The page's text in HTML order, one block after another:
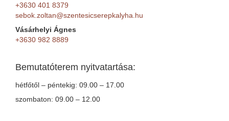
+3630 401 8379
sebok.zoltan@szentesicserepkalyha.hu
Vásárhelyi Ágnes
+3630 982 8889
Bemutatóterem nyitvatartása:
hétfőtől – péntekig: 09.00 – 17.00
szombaton: 09.00 – 12.00